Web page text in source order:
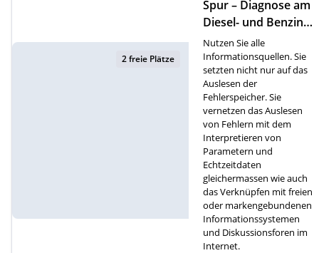
2 freie Plätze
Spur – Diagnose am
Diesel- und Benzinm
otor (D)
Nutzen Sie alle
Informationsquellen. Sie
setzten nicht nur auf das
Auslesen der
Fehlerspeicher. Sie
vernetzen das Auslesen
von Fehlern mit dem
Interpretieren von
Parametern und
Echtzeitdaten
gleichermassen wie auch
das Verknüpfen mit freien
oder markengebundenen
Informationssystemen
und Diskussionsforen im
Internet.